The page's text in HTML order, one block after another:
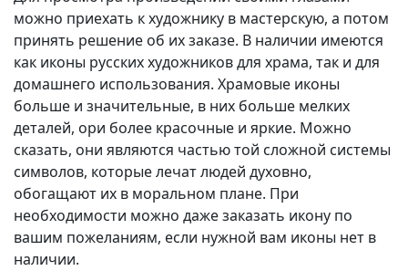
можно приехать к художнику в мастерскую, а потом
принять решение об их заказе. В наличии имеются
как иконы русских художников для храма, так и для
домашнего использования. Храмовые иконы
больше и значительные, в них больше мелких
деталей, ори более красочные и яркие. Можно
сказать, они являются частью той сложной системы
символов, которые лечат людей духовно,
обогащают их в моральном плане. При
необходимости можно даже заказать икону по
вашим пожеланиям, если нужной вам иконы нет в
наличии.